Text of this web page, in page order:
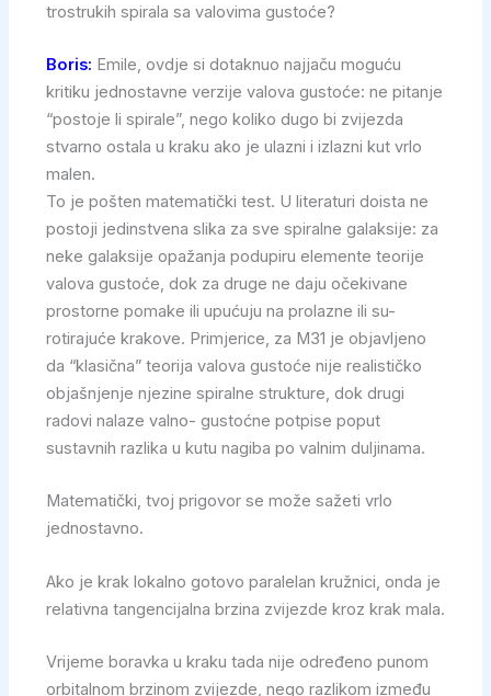
trostrukih spirala sa valovima gustoće?
Boris: Emile, ovdje si dotaknuo najjaču moguću
kritiku jednostavne verzije valova gustoće: ne pitanje
“postoje li spirale”, nego koliko dugo bi zvijezda
stvarno ostala u kraku ako je ulazni i izlazni kut vrlo
malen.
To je pošten matematički test. U literaturi doista ne
postoji jedinstvena slika za sve spiralne galaksije: za
neke galaksije opažanja podupiru elemente teorije
valova gustoće, dok za druge ne daju očekivane
prostorne pomake ili upućuju na prolazne ili su-
rotirajuće krakove. Primjerice, za M31 je objavljeno
da “klasična” teorija valova gustoće nije realističko
objašnjenje njezine spiralne strukture, dok drugi
radovi nalaze valno- gustoćne potpise poput
sustavnih razlika u kutu nagiba po valnim duljinama.
Matematički, tvoj prigovor se može sažeti vrlo
jednostavno.
Ako je krak lokalno gotovo paralelan kružnici, onda je
relativna tangencijalna brzina zvijezde kroz krak mala.
Vrijeme boravka u kraku tada nije određeno punom
orbitalnom brzinom zvijezde, nego razlikom između